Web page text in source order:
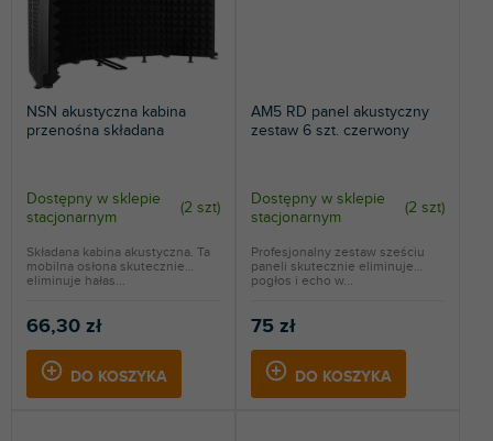
NSN akustyczna kabina
przenośna składana
Dostępny w sklepie
stacjonarnym
(2 szt)
66,30 zł
DO KOSZYKA
Składana kabina akustyczna. Ta
mobilna osłona skutecznie
eliminuje hałas...
AM5 RD panel akustyczny
zestaw 6 szt. czerwony
Dostępny w sklepie
stacjonarnym
(2 szt)
75 zł
DO KOSZYKA
Profesjonalny zestaw sześciu
paneli skutecznie eliminuje
pogłos i echo w...